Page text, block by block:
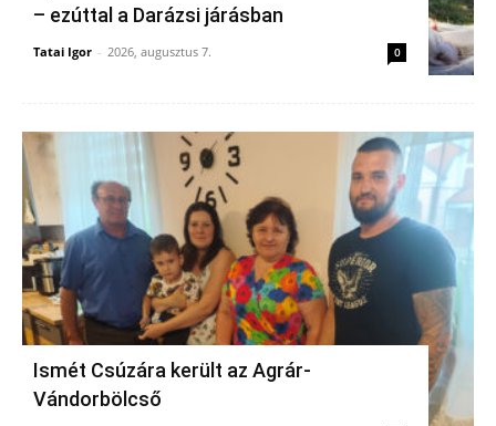
– ezúttal a Darázsi járásban
Tatai Igor - 2026, augusztus 7. 0
Ismét Csúzára került az Agrár-
Vándorbölcső